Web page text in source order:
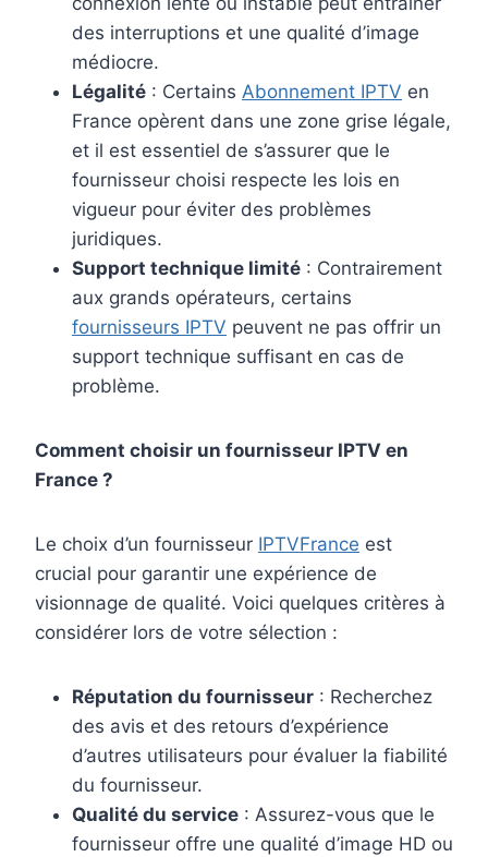
des interruptions et une qualité d’image
médiocre.
Légalité : Certains Abonnement IPTV en
France opèrent dans une zone grise légale,
et il est essentiel de s’assurer que le
fournisseur choisi respecte les lois en
vigueur pour éviter des problèmes
juridiques.
Support technique limité : Contrairement
aux grands opérateurs, certains
fournisseurs IPTV peuvent ne pas offrir un
support technique suffisant en cas de
problème.
Comment choisir un fournisseur IPTV en
France ?
Le choix d’un fournisseur IPTVFrance est
crucial pour garantir une expérience de
visionnage de qualité. Voici quelques critères à
considérer lors de votre sélection :
Réputation du fournisseur : Recherchez
des avis et des retours d’expérience
d’autres utilisateurs pour évaluer la fiabilité
du fournisseur.
Qualité du service : Assurez-vous que le
fournisseur offre une qualité d’image HD ou